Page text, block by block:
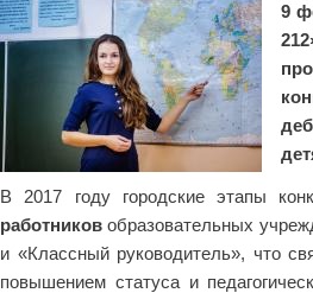
9
В 2017 году городские этапы
работников образовательных
и «Классный руководитель», что
повышением статуса и